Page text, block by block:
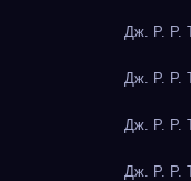
Дж. Р. Р.
Дж. Р. Р.
Дж. Р. Р.
Дж. Р. Р.